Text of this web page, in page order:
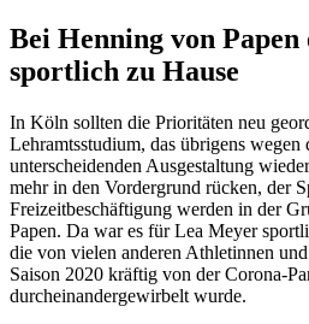
Bei Henning von
sportlich zu Hause
In Köln sollten die Prioritäten neu
Lehramtsstudium, das übrigens
unterscheidenden Ausgestaltung
mehr in den Vordergrund rücken, der
Freizeitbeschäftigung werden in der
Papen. Da war es für Lea Meyer
die von vielen anderen Athletinnen
Saison 2020 kräftig von der Corona-
durcheinandergewirbelt wurde.